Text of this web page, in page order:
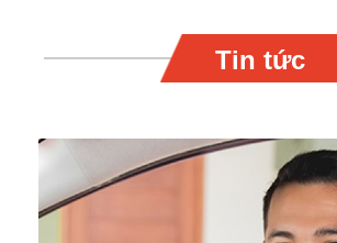
Tin tức